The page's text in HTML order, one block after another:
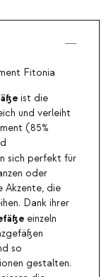
Fitonia
ist die
und verleiht
(85%
sich perfekt für
oder
Akzente, die
Dank ihrer
einzeln
so
gestalten.